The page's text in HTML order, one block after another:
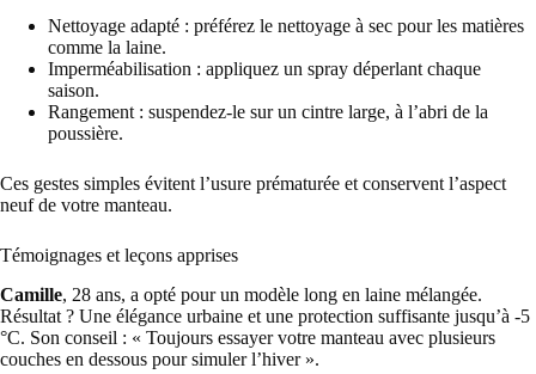
Nettoyage adapté : préférez le nettoyage à sec pour les matières
comme la laine.
Imperméabilisation : appliquez un spray déperlant chaque
saison.
Rangement : suspendez-le sur un cintre large, à l’abri de la
poussière.
Ces gestes simples évitent l’usure prématurée et conservent l’aspect
neuf de votre manteau.
Témoignages et leçons apprises
Camille, 28 ans, a opté pour un modèle long en laine mélangée.
Résultat ? Une élégance urbaine et une protection suffisante jusqu’à -5
°C. Son conseil : « Toujours essayer votre manteau avec plusieurs
couches en dessous pour simuler l’hiver ».